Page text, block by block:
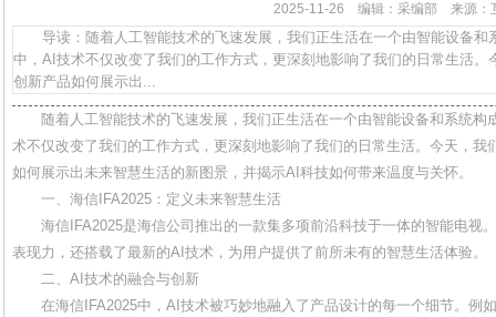
2025-11-26 编辑：采编部 来源
导读：随着人工智能技术的飞速发展，我们正生活在一个由智能设备和
中，AI技术不仅改变了我们的工作方式，更深刻地影响了我们的日常生活。
创新产品如何展示出...
随着人工智能技术的飞速发展，我们正生活在一个由智能设备和系统构
术不仅改变了我们的工作方式，更深刻地影响了我们的日常生活。今天，我
如何展示出未来智慧生活的新图景，并揭示AI科技如何带来温度与关怀。
一、海信IFA2025：定义未来智慧生活
海信IFA2025是海信公司推出的一款集多项前沿科技于一体的智能电视
表现力，还搭载了最新的AI技术，为用户提供了前所未有的智慧生活体验。
二、AI技术的融合与创新
在海信IFA2025中，AI技术被巧妙地融入了产品设计的每一个细节。例